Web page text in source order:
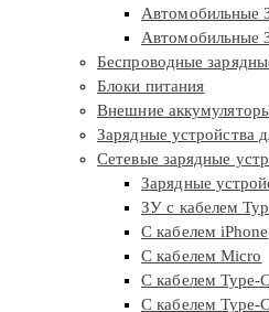
Автомобильные
Автомобильные
Беспроводные
Блоки питания
Внешние
Зарядные устройства
Сетевые зарядные
Зарядные
ЗУ с кабелем
С кабелем iPhone
С кабелем Micro
С кабелем Type-
С кабелем Type-